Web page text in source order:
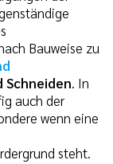
Bauweise zu
Schneiden. In
auch der
wenn eine
steht.